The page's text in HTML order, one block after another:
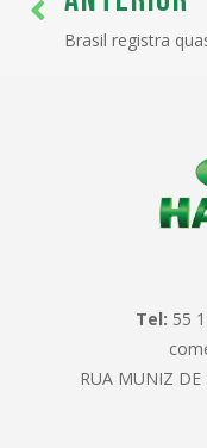
Tel: 55
RUA MUNIZ DE